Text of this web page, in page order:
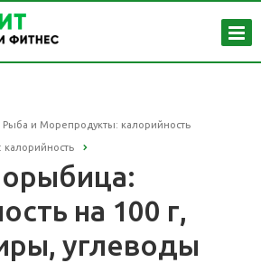
Рыба и Морепродукты: калорийность
калорийность
на 100 г,
углеводы